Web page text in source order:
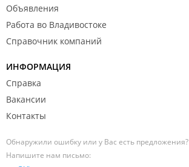
Объявления
Работа во Владивостоке
Справочник компаний
ИНФОРМАЦИЯ
Справка
Вакансии
Контакты
Обнаружили ошибку или у Вас есть предложения?
Напишите нам письмо: